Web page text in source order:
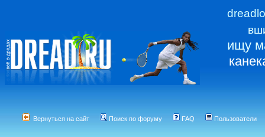
ищу
Вернуться на сайт Поиск по форуму FAQ Пользователи